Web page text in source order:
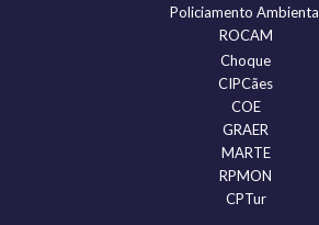
Policiamento
ROCAM
Choque
CIPCães
COE
GRAER
MARTE
RPMON
CPTur